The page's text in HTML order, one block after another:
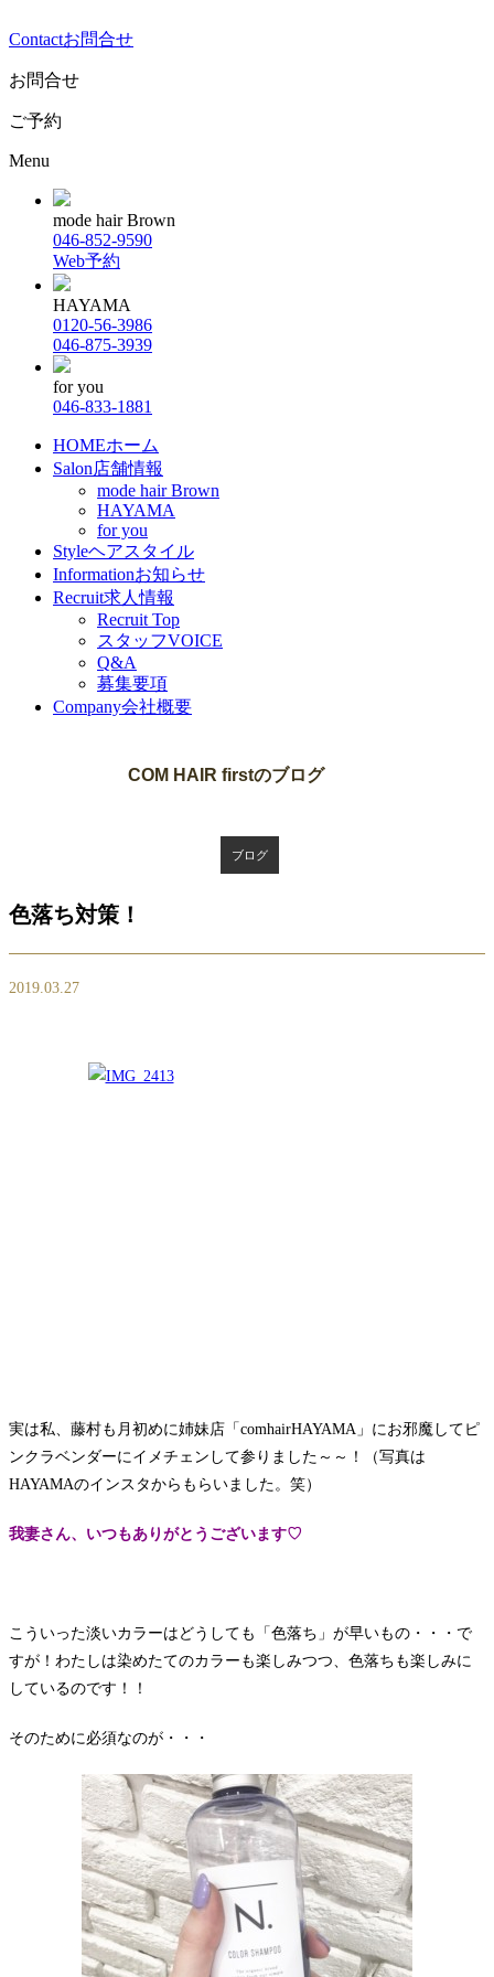
Contactお問合せ
お問合せ
ご予約
Menu
mode hair Brown
046-852-9590
Web予約
HAYAMA
0120-56-3986
046-875-3939
for you
046-833-1881
HOMEホーム
Salon店舗情報
mode hair Brown
HAYAMA
for you
Styleヘアスタイル
Informationお知らせ
Recruit求人情報
Recruit Top
スタッフVOICE
Q&A
募集要項
Company会社概要
COM HAIR firstのブログ
ブログ
色落ち対策！
2019.03.27
実は私、藤村も月初めに姉妹店「comhairHAYAMA」にお邪魔してピ
ンクラベンダーにイメチェンして参りました～～！（写真は
HAYAMAのインスタからもらいました。笑）
我妻さん、いつもありがとうございます♡
こういった淡いカラーはどうしても「色落ち」が早いもの・・・で
すが！わたしは染めたてのカラーも楽しみつつ、色落ちも楽しみに
しているのです！！
そのために必須なのが・・・